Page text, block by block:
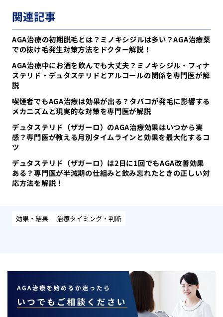
関連記事
AGA治療の初期脱毛とは？ミノキシジルは多い？AGA治療薬
での抜け毛発生対策方法をドクター解説！
AGA治療中にお酒を飲んでも大丈夫？ミノキシジル・フィナ
ステリド・デュタステリドとアルコールの関係を専門医が解
説
喫煙者でもAGA治療は効果が出る？タバコが発毛に影響する
メカニズムと現実的な対策を専門医が解説
デュタステリド（ザガーロ）のAGA治療効果はいつから実
感？専門医が教える月別タイムラインと効果を最大化するコ
ツ
デュタステリド（ザガーロ）は2日に1回でもAGA改善効果
ある？専門医が半減期の仕組みと飲み忘れたときの正しい対
応方法を解説！
効果・結果 治療タイミング・判断